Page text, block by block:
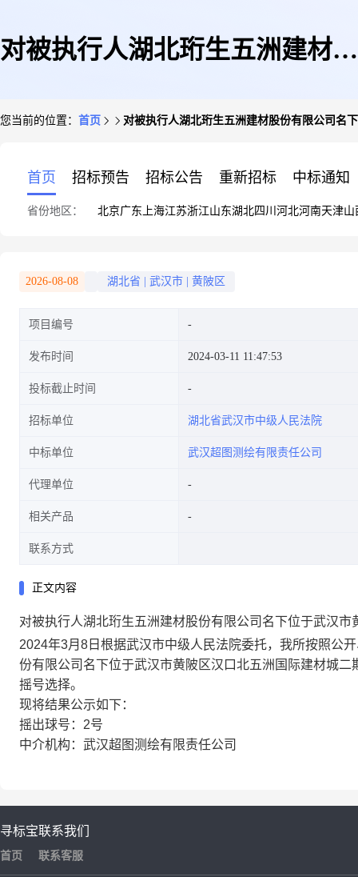
对被执行人湖北珩生五洲建材股
K1-K4在建工程进行测绘
您当前的位置： 首页 对被执行人湖北珩生五洲建材股份有限公司名
首页 招标预告 招标公告 重新招标 中标通知
省份地区： 北京广东 上海江苏浙江山东湖北四川 河北河南天津山
2026-08-08 湖北省 武汉市 黄陂区
项目编号
发布时间 2024-03-11 11:47:53
投标截止时间
招标单位 湖北省武汉市中级人民法院
中标单位 武汉超图测绘有限责任公司
代理单位
相关产品
联系方式
正文内容
对被执行人湖北珩生五洲建材股份有限公司名下位于武汉
2024年3月8日根据武汉市中级人民法院委托，我所按照公
份有限公司名下位于武汉市黄陂区汉口北五洲国际建材城
摇号选择。
现将结果公示如下：
摇出球号：2号
中介机构：武汉超图测绘有限责任公司
寻标宝
首页
联系我们
联系客服